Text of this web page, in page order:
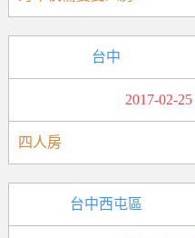
台中
2017-02-
四人房
台中西屯區